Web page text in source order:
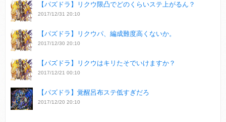
【パズドラ】リクウ限凸でどのくらいステ上がるん？
2017/12/31 20:10
【パズドラ】リクウパ、編成難度高くないか。
2017/12/30 20:10
【パズドラ】リクウはキリたそでいけますか？
2017/12/21 00:10
【パズドラ】覚醒呂布ステ低すぎだろ
2017/12/20 20:10